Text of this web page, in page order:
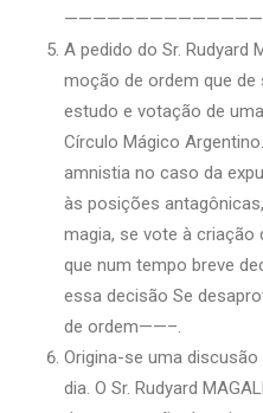
A pedido do Sr. Rudyard
moção de ordem que de
estudo e votação de
Círculo Mágico
amnistia no caso da
às posições
magia, se vote à criação
que num tempo breve
essa decisão Se
de ordem——–.
Origina-se uma
dia. O Sr. Rudyard